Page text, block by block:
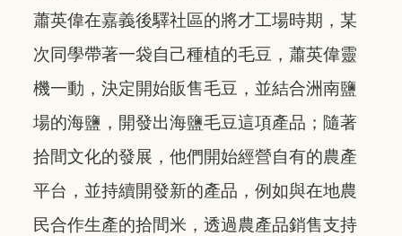
蕭英偉在嘉義後驛社區的將才工場時期，某
次同學帶著一袋自己種植的毛豆，蕭英偉靈
機一動，決定開始販售毛豆，並結合洲南鹽
場的海鹽，開發出海鹽毛豆這項產品；隨著
拾間文化的發展，他們開始經營自有的農產
平台，並持續開發新的產品，例如與在地農
民合作生產的拾間米，透過農產品銷售支持